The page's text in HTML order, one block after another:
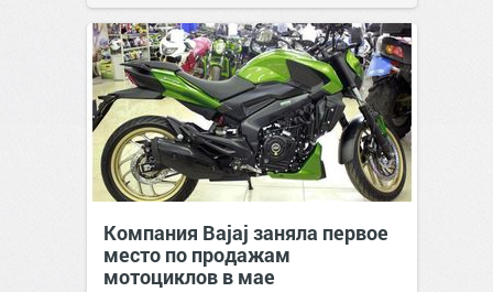
Компания Bajaj заняла первое
место по продажам
мотоциклов в мае